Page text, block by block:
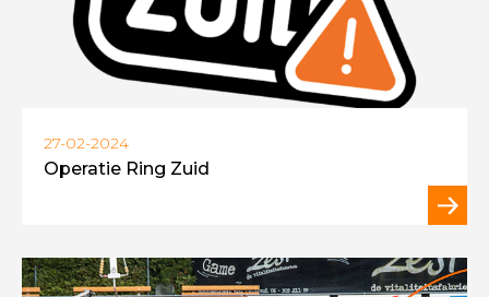
27-02-2024
Operatie Ring Zuid